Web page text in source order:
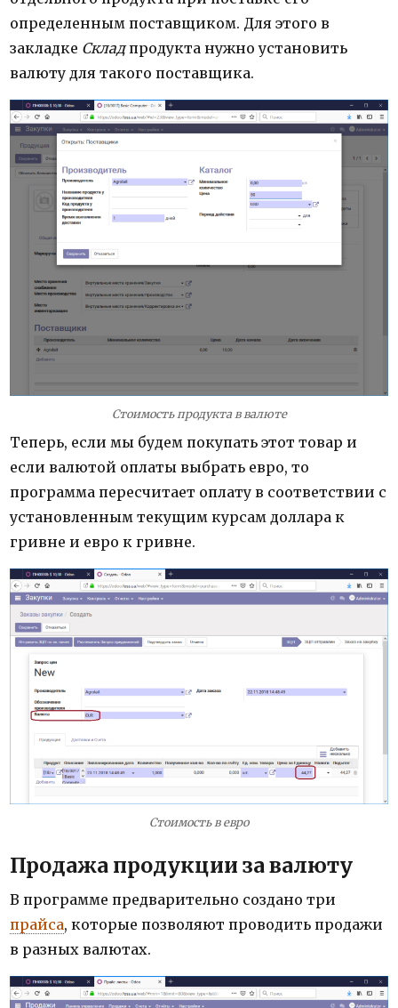
определенным поставщиком. Для этого в
закладке Складпродукта нужно установить
валюту для такого поставщика.
Стоимость продукта в валюте
Теперь, если мы будем покупать этот товар и
если валютой оплаты выбрать евро, то
программа пересчитает оплату в соответствии с
установленным текущим курсам доллара к
гривне и евро к гривне.
Стоимость в евро
Продажа продукции за валюту
В программе предварительно создано три
прайса, которые позволяют проводить продажи
в разных валютах.